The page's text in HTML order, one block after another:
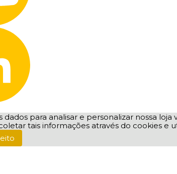
dados para analisar e personalizar nossa
tais informações através do cookies e